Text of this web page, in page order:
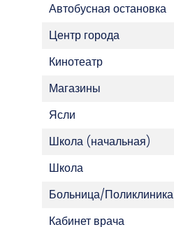
Автобусная остановка
Центр города
Кинотеатр
Магазины
Ясли
Школа (начальная)
Школа
Больница/Поликлиника
Кабинет врача